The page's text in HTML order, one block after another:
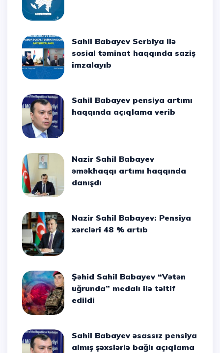
Sahil Babayev Serbiya ilə
sosial təminat haqqında saziş
imzalayıb
Sahil Babayev pensiya artımı
haqqında açıqlama verib
Nazir Sahil Babayev
əməkhaqqı artımı haqqında
danışdı
Nazir Sahil Babayev: Pensiya
xərcləri 48 % artıb
Şəhid Sahil Babayev “Vətən
uğrunda” medalı ilə təltif
edildi
Sahil Babayev əsassız pensiya
almış şəxslərlə bağlı açıqlama